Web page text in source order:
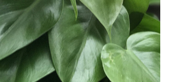
太低：温度太低会使植株休眠，出于自我保